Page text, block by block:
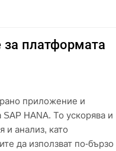
платформата
приложение и
HANA. То ускорява и
и анализ, като
да използват по-бързо